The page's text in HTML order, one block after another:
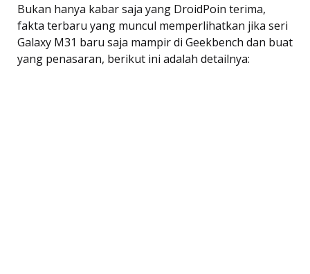
Bukan hanya kabar saja yang DroidPoin terima,
fakta terbaru yang muncul memperlihatkan jika seri
Galaxy M31 baru saja mampir di Geekbench dan buat
yang penasaran, berikut ini adalah detailnya: